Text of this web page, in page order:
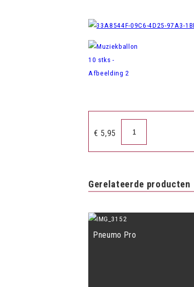
€ 5,95
stks
Gerelateerde producten
Pneumo Pro